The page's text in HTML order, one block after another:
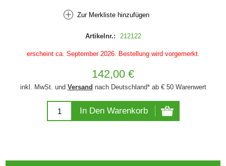
Zur Merkliste hinzufügen
Artikelnr.: 212122
erscheint ca. September 2026. Bestellung wird vorgemerkt.
142,00 €
inkl. MwSt. und Versand nach Deutschland* ab € 50 Warenwert
In Den Warenkorb